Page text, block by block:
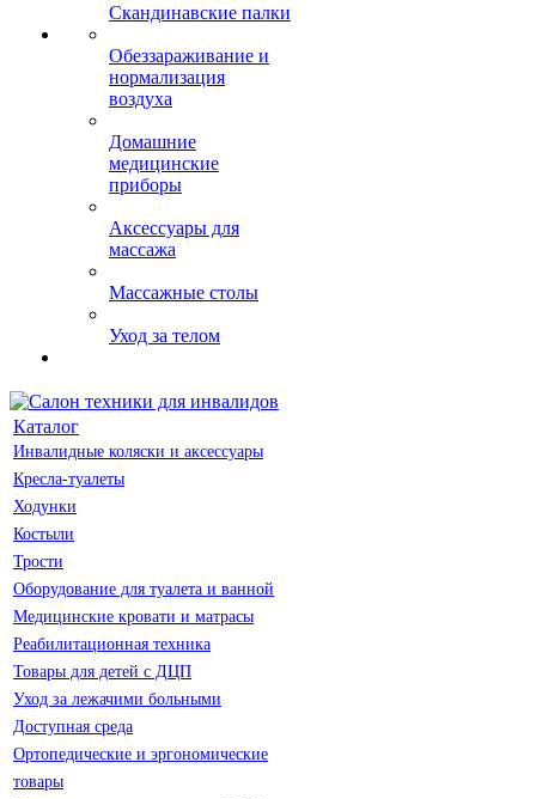
Скандинавские палки
Обеззараживание и
нормализация
воздуха
Домашние
медицинские
приборы
Аксессуары для
массажа
Массажные столы
Уход за телом
Каталог
Инвалидные коляски и аксессуары
Кресла-туалеты
Ходунки
Костыли
Трости
Оборудование для туалета и ванной
Медицинские кровати и матрасы
Реабилитационная техника
Товары для детей с ДЦП
Уход за лежачими больными
Доступная среда
Ортопедические и эргономические
товары